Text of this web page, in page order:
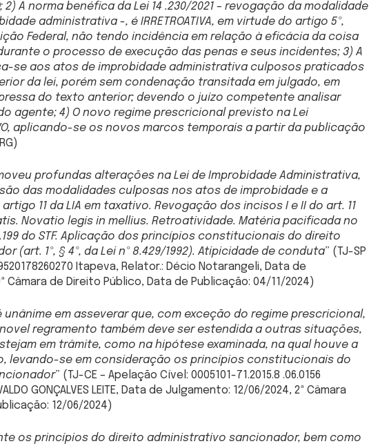
2) A norma benéfica da Lei 14 .230/2021 – revogação da modalidade
administrativa -, é IRRETROATIVA, em virtude do artigo 5º,
Federal, não tendo incidência em relação à eficácia da coisa
o processo de execução das penas e seus incidentes; 3) A
se aos atos de improbidade administrativa culposos praticados
da lei, porém sem condenação transitada em julgado, em
do texto anterior; devendo o juízo competente analisar
agente; 4) O novo regime prescricional previsto na Lei
aplicando-se os novos marcos temporais a partir da publicação
profundas alterações na Lei de Improbidade Administrativa,
das modalidades culposas nos atos de improbidade e a
11 da LIA em taxativo. Revogação dos incisos I e II do art. 11
Novatio legis in mellius. Retroatividade. Matéria pacificada no
do STF. Aplicação dos princípios constitucionais do direito
(art. 1º, § 4º, da Lei nº 8.429/1992). Atipicidade de conduta” (TJ-SP
Itapeva, Relator.: Décio Notarangeli, Data de
Câmara de Direito Público, Data de Publicação: 04/11/2024)
em asseverar que, com exceção do regime prescricional,
regramento também deve ser estendida a outras situações,
em trâmite, como na hipótese examinada, na qual houve a
levando-se em consideração os princípios constitucionais do
” (TJ-CE – Apelação Cível: 0005101-71.2015.8 .06.0156
GONÇALVES LEITE, Data de Julgamento: 12/06/2024, 2ª Câmara
12/06/2024)
os princípios do direito administrativo sancionador, bem como